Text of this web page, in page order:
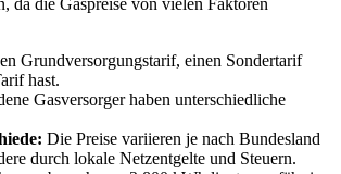
Grundversorgungstarif, einen Sondertarif
hast.
Gasversorger haben unterschiedliche
Die Preise variieren je nach Bundesland
durch lokale Netzentgelte und Steuern.